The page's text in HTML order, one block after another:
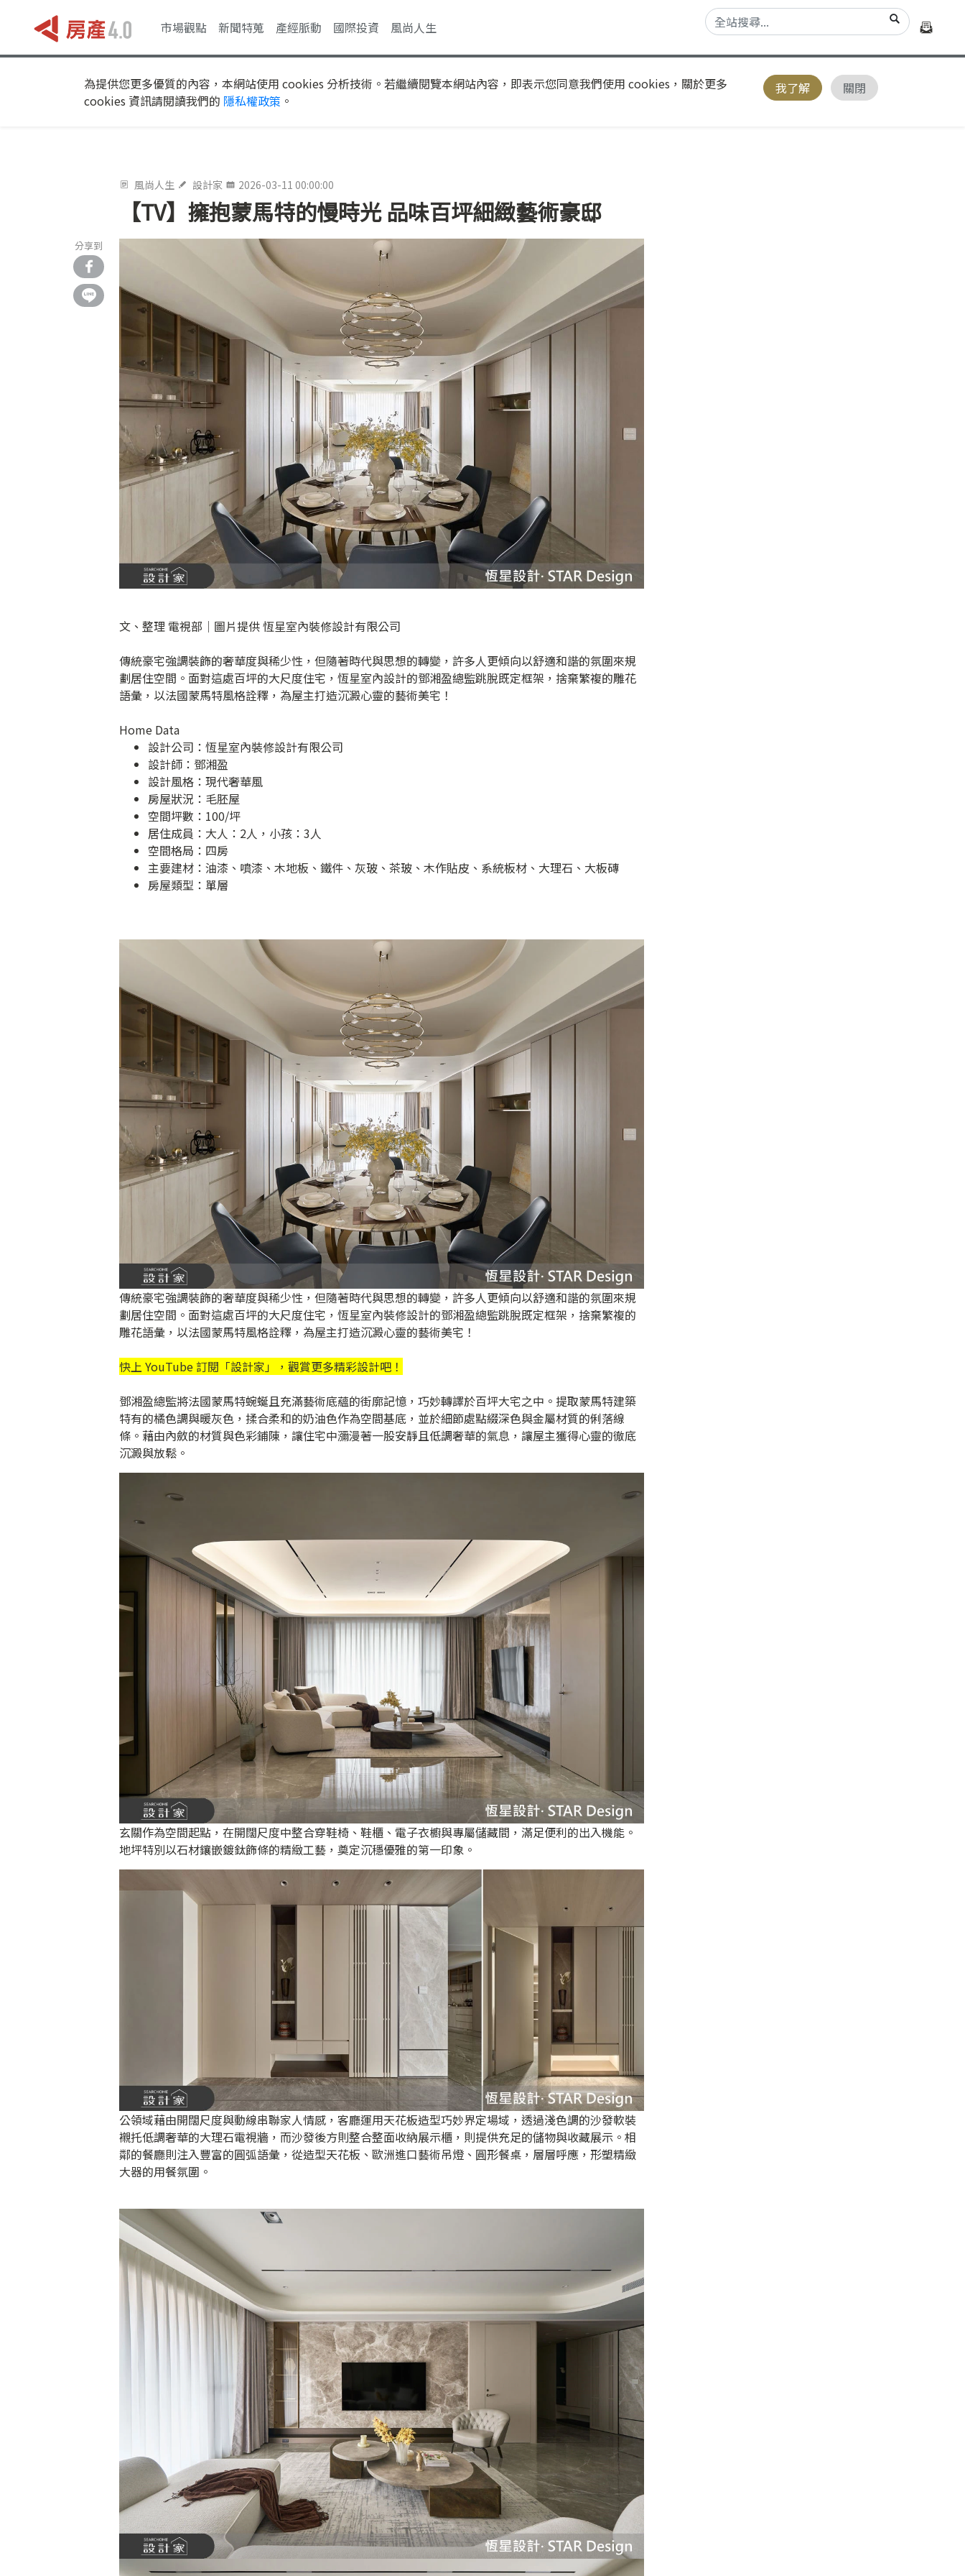
市場觀點 新聞特蒐 產經脈動 國際投資 風尚人生
為提供您更多優質的內容，本網站使用 cookies 分析技術。若繼續閱覽本網站內容，即表示您同意我們使用 cookies，關於更多
cookies 資訊請閱讀我們的 隱私權政策 。
我了解 關閉
風尚人生 設計家 2026-03-11 00:00:00
【TV】擁抱蒙馬特的慢時光 品味百坪細緻藝術豪邸
分享到
文、整理 電視部│圖片提供 恆星室內裝修設計有限公司
傳統豪宅強調裝飾的奢華度與稀少性，但隨著時代與思想的轉變，許多人更傾向以舒適和諧的氛圍來規
劃居住空間。面對這處百坪的大尺度住宅，恆星室內設計的鄧湘盈總監跳脫既定框架，捨棄繁複的雕花
語彙，以法國蒙馬特風格詮釋，為屋主打造沉澱心靈的藝術美宅！
Home Data
設計公司： 恆星室內裝修設計有限公司
設計師：鄧湘盈
設計風格：現代奢華風
房屋狀況：毛胚屋
空間坪數：100/坪
居住成員：大人：2人，小孩：3人
空間格局：四房
主要建材：油漆、噴漆、木地板、鐵件、灰玻、茶玻、木作貼皮、系統板材、大理石、大板磚
房屋類型：單層
傳統豪宅強調裝飾的奢華度與稀少性，但隨著時代與思想的轉變，許多人更傾向以舒適和諧的氛圍來規
劃居住空間。面對這處百坪的大尺度住宅，恆星室內裝修設計的鄧湘盈總監跳脫既定框架，捨棄繁複的
雕花語彙，以法國蒙馬特風格詮釋，為屋主打造沉澱心靈的藝術美宅！
快上 YouTube 訂閱「設計家 」，觀賞更多精彩設計吧！
鄧湘盈總監將法國蒙馬特蜿蜒且充滿藝術底蘊的街廓記憶，巧妙轉譯於百坪大宅之中。提取蒙馬特建築
特有的橘色調與暖灰色，揉合柔和的奶油色作為空間基底，並於細節處點綴深色與金屬材質的俐落線
條。藉由內斂的材質與色彩鋪陳，讓住宅中瀰漫著一股安靜且低調奢華的氣息，讓屋主獲得心靈的徹底
沉澱與放鬆。
玄關作為空間起點，在開闊尺度中整合穿鞋椅、鞋櫃、電子衣櫥與專屬儲藏間，滿足便利的出入機能。
地坪特別以石材鑲嵌鍍鈦飾條的精緻工藝，奠定沉穩優雅的第一印象。
公領域藉由開闊尺度與動線串聯家人情感，客廳運用天花板造型巧妙界定場域，透過淺色調的沙發軟裝
襯托低調奢華的大理石電視牆，而沙發後方則整合整面收納展示櫃，則提供充足的儲物與收藏展示。相
鄰的餐廳則注入豐富的圓弧語彙，從造型天花板、歐洲進口藝術吊燈、圓形餐桌，層層呼應，形塑精緻
大器的用餐氛圍。